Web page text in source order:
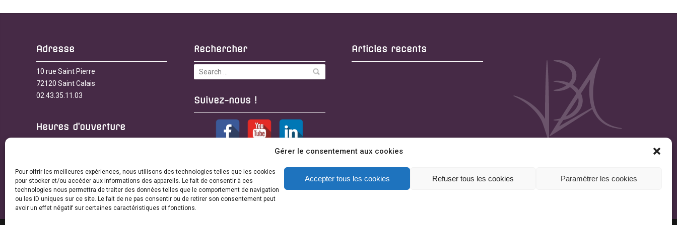
Gérer le consentement aux cookies
Pour offrir les meilleures expériences, nous utilisons des technologies telles que les cookies
pour stocker et/ou accéder aux informations des appareils. Le fait de consentir à ces
technologies nous permettra de traiter des données telles que le comportement de navigation
ou les ID uniques sur ce site. Le fait de ne pas consentir ou de retirer son consentement peut
avoir un effet négatif sur certaines caractéristiques et fonctions.
Accepter tous les cookies Refuser tous les cookies Paramétrer les cookies
Adresse
10 rue Saint Pierre
72120 Saint Calais
02.43.35.11.03
Heures d’ouverture
• Les après-midis sur rendez-vous
Rechercher
Suivez-nous !
Articles recents